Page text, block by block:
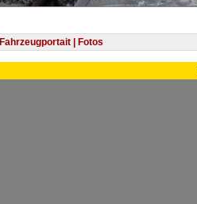
Fahrzeugportait | Fotos